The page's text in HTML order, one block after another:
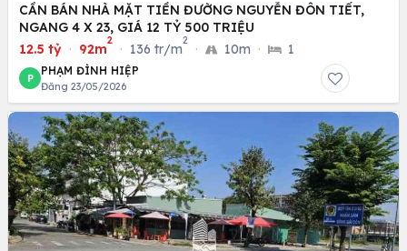
CẦN BÁN NHÀ MẶT TIỀN ĐƯỜNG NGUYỄN ĐÔN TIẾT,
NGANG 4 X 23, GIÁ 12 TỶ 500 TRIỆU
12.5 tỷ · 92m
2
· 136 tr/m
2
· 10m · 1
P
PHẠM ĐÌNH HIỆP
Đăng 23/05/2026